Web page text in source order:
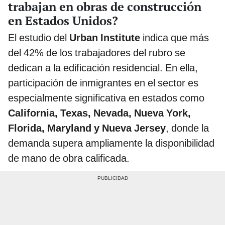
trabajan en obras de construcción
en Estados Unidos?
El estudio del Urban Institute indica que más
del 42% de los trabajadores del rubro se
dedican a la edificación residencial. En ella,
participación de inmigrantes en el sector es
especialmente significativa en estados como
California, Texas, Nevada, Nueva York,
Florida, Maryland y Nueva Jersey, donde la
demanda supera ampliamente la disponibilidad
de mano de obra calificada.